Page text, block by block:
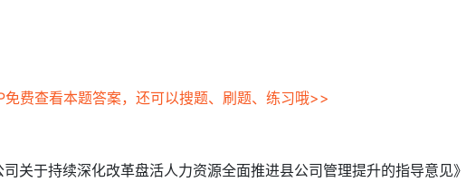
费查看本题答案，还可以搜题、刷题、练习哦>>
关于持续深化改革盘活人力资源全面推进县公司管理提升的指导意见》